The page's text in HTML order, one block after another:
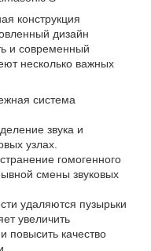
конструкция
дизайн
и современный
несколько важных
система
звука и
узлах.
гомогенного
смены звуковых
удаляются пузырьки
увеличить
повысить качество